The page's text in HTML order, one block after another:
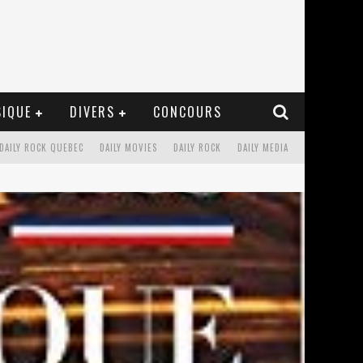
DIVERS CONCOURS
DAILY MEDIA
DAILY ROCK
DAILY MOVIES
DAILY ROCK QUEBEC